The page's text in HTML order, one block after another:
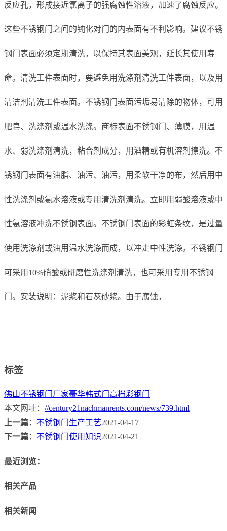
反应孔，形成接近氯离子的强腐蚀性溶液，加速了腐蚀反应。
这些不锈钢门之间的钝化对门的内表面有不利影响。建议不锈
钢门表面必须定期清洗，以保持其表面美观，延长其使用寿
命。清洗工件表面时，要避免用洗涤剂清洗工件表面，以及用
清洁剂清洗工件表面。不锈钢门表面污垢易清除的物体，可用
肥皂、洗涤剂或温水洗涤。商标表面不锈钢门、薄膜，用温
水、弱洗涤剂清洗，粘合剂成分，用酒精或有机溶剂擦洗。不
锈钢门表面有油脂、油污、油污，用柔软干净的布，然后用中
性洗涤剂或氨水溶液或专用清洗剂清洗。立即用弱酸溶液或中
性氨溶液冲洗不锈钢表面。不锈钢门表面的彩虹条纹，是过量
使用洗涤剂或油用温水洗涤而成，以冲走中性洗涤。不锈钢门
可采用10%硝酸或研磨性洗涤剂清洗，也可采用专用不锈钢
门。安装说明：泥浆和石灰砂浆。由于腐蚀，
标签
佛山不锈钢门厂家豪华韩式门 高档彩钢门
本文网址： //century21nachmanrents.com/news/739.html
上一篇： 不锈钢门生产工艺2021-04-17
下一篇： 不锈钢门使用知识2021-04-21
最近浏览：
相关产品
相关新闻